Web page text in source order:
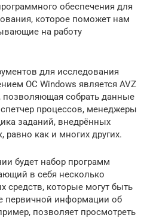
обеспечения для
которое поможет нам
на работу
для исследования
ОС Windows является AVZ
позволяющая собрать данные
процессов, менеджеры
заданий, внедрённых
равно как и многих других.
будет набор программ
в себя несколько
средств, которые могут быть
первичной информации об
позволяет просмотреть